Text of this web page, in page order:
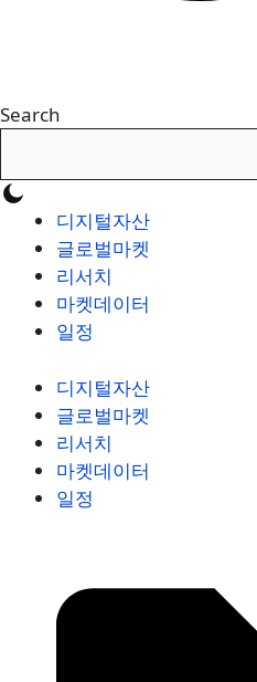
Search
디지털자산
글로벌마켓
리서치
마켓데이터
일정
디지털자산
글로벌마켓
리서치
마켓데이터
일정